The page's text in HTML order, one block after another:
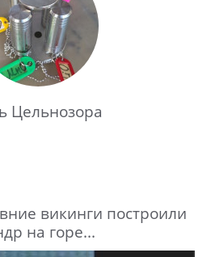
Цельнозора
викинги построили
на горе...